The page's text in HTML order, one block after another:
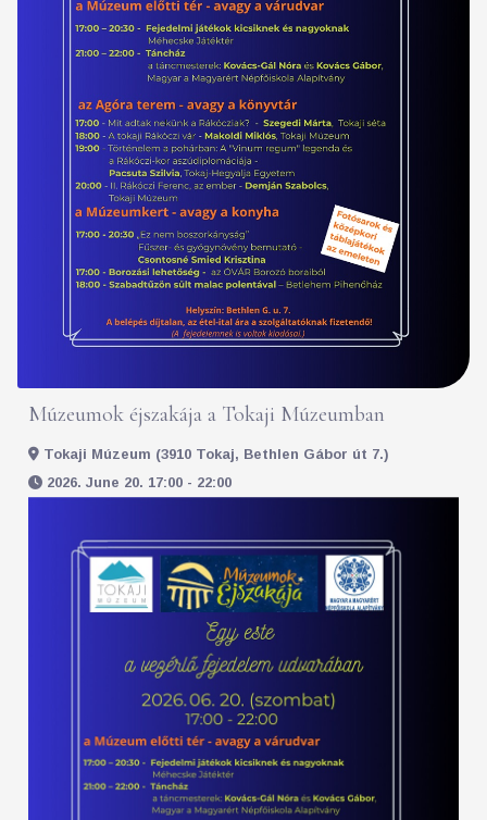
Múzeumok éjszakája a Tokaji Múzeumban
Tokaji Múzeum (3910 Tokaj, Bethlen Gábor út 7.)
2026. June 20. 17:00 - 22:00